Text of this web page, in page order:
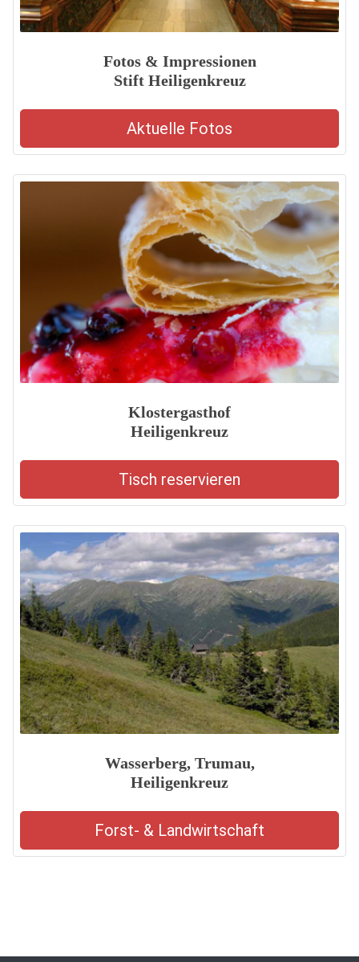
Fotos & Impressionen
Stift Heiligenkreuz
Aktuelle Fotos
Klostergasthof
Heiligenkreuz
Tisch reservieren
Wasserberg, Trumau,
Heiligenkreuz
Forst- & Landwirtschaft